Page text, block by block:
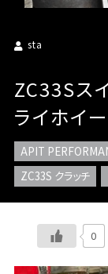
sta
ZC33Sス
ライホイ
APIT
ZC33S クラッチ
0